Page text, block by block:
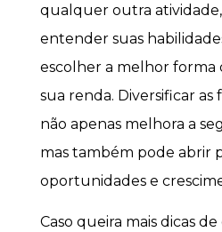
qualquer outra
entender suas
escolher a melhor
sua renda. Diversificar as
não apenas melhora a
mas também pode abrir
oportunidades e
Caso queira mais dicas